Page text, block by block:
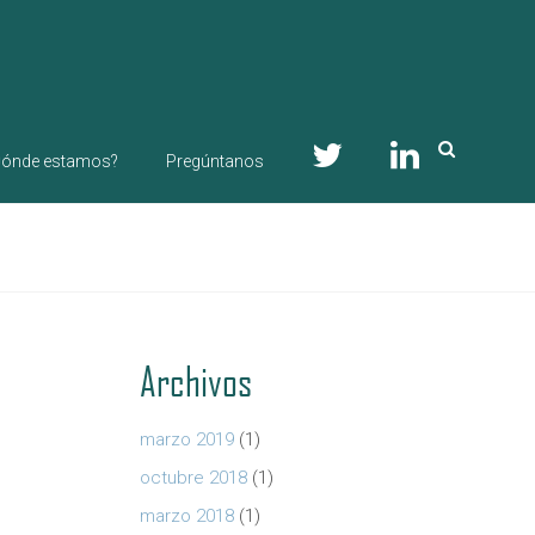
estamos? Pregúntanos
Archivos
marzo 2019(1)
octubre 2018(1)
marzo 2018(1)